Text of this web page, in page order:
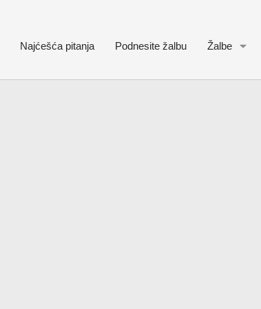
Najćešća pitanja Podnesite žalbu Žalbe